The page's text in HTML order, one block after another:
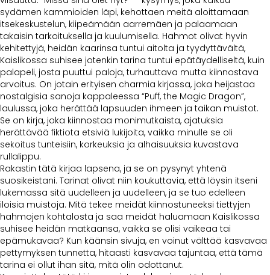
sydämen kammioiden läpi, kehottaen meitä aloittamaan
itsekeskustelun, kiipeämään aarremäen ja palaamaan
takaisin tarkoituksella ja kuulumisella. Hahmot olivat hyvin
kehitettyjä, heidän kaarinsa tuntui aitolta ja tyydyttävältä,
Kaislikossa suhisee jotenkin tarina tuntui epätäydelliseltä, kuin
palapeli, josta puuttui paloja, turhauttava mutta kiinnostava
arvoitus. On jotain erityisen charmia kirjassa, joka heijastaa
nostalgisia sanoja kappaleessa “Puff, the Magic Dragon”,
laulussa, joka herättää lapsuuden ihmeen ja taikan muistot.
Se on kirja, joka kiinnostaa monimutkaista, ajatuksia
herättävää fiktiota etsiviä lukijoita, vaikka minulle se oli
sekoitus tunteisiin, korkeuksia ja alhaisuuksia kuvastava
rullalippu.
Rakastin tätä kirjaa lapsena, ja se on pysynyt yhtenä
suosikeistani. Tarinat olivat niin koukuttavia, että löysin itseni
lukemassa sitä uudelleen ja uudelleen, ja se tuo edelleen
iloisia muistoja. Mitä tekee meidät kiinnostuneeksi tiettyjen
hahmojen kohtalosta ja saa meidät haluamaan Kaislikossa
suhisee heidän matkaansa, vaikka se olisi vaikeaa tai
epämukavaa? Kun käänsin sivuja, en voinut välttää kasvavaa
pettymyksen tunnetta, hitaasti kasvavaa tajuntaa, että tämä
tarina ei ollut ihan sitä, mitä olin odottanut.